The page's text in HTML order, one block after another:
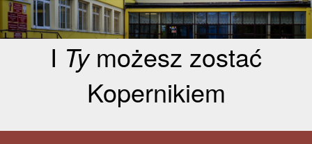
I Tymożesz zostać
Kopernikiem